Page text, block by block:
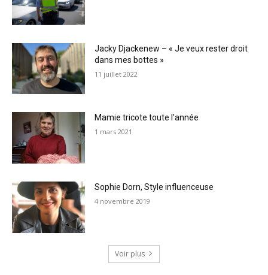
Jacky Djackenew – « Je veux rester droit
dans mes bottes »
11 juillet 2022
Mamie tricote toute l’année
1 mars 2021
Sophie Dorn, Style influenceuse
4 novembre 2019
Voir plus